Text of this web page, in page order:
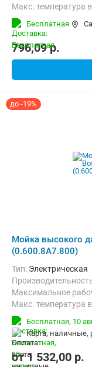
Макс. температура
Длина шланга
Бесплатная
796,09p.
до -19%
Мойка высокого
(0.600.8A7.800)
Тип: Электрическая
Максимальное
Макс. температура
Длина шланга
Бесплатная, 10
карта,
от1 532,00 p.